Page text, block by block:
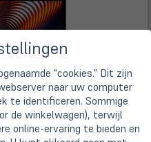
"cookies." Dit zijn
naar uw computer
te identificeren. Sommige
de winkelwagen), terwijl
online-ervaring te bieden en